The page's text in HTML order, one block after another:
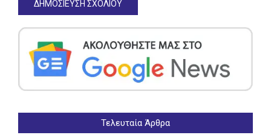
Τελευταία Άρθρα